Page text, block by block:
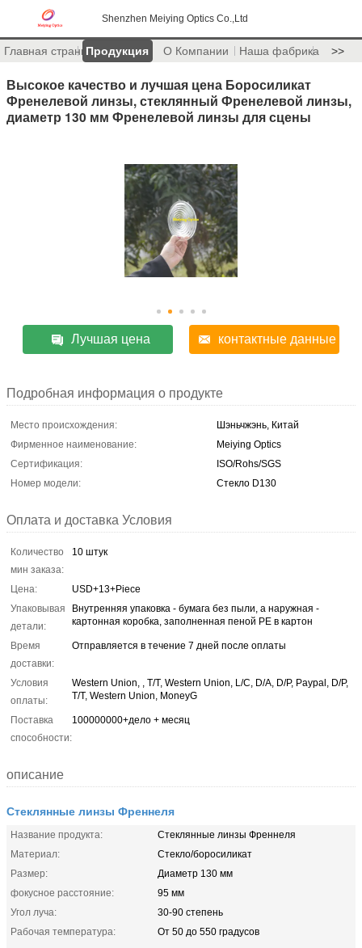
Shenzhen Meiying Optics Co.,Ltd
Главная страницаПродукция О Компании Наша фабрика >>
Высокое качество и лучшая цена Боросиликат
Френелевой линзы, стеклянный Френелевой линзы,
диаметр 130 мм Френелевой линзы для сцены
Лучшая цена контактные данные
Подробная информация о продукте
Место происхождения:
Шэньчжэнь, Китай
Фирменное наименование:
Meiying Optics
Сертификация:
ISO/Rohs/SGS
Номер модели:
Стекло D130
Оплата и доставка Условия
Количество
мин заказа:
10 штук
Цена:
USD+13+Piece
Упаковывая
детали:
Внутренняя упаковка - бумага без пыли, а наружная -
картонная коробка, заполненная пеной PE в картон
Время
доставки:
Отправляется в течение 7 дней после оплаты
Условия
оплаты:
Western Union, , T/T, Western Union, L/C, D/A, D/P, Paypal, D/P,
T/T, Western Union, MoneyG
Поставка
способности:
100000000+дело + месяц
описание
Стеклянные линзы Френнеля
Название продукта:
Стеклянные линзы Френнеля
Материал:
Стекло/боросиликат
Размер:
Диаметр 130 мм
фокусное расстояние:
95 мм
Угол луча:
30-90 степень
Рабочая температура:
От 50 до 550 градусов